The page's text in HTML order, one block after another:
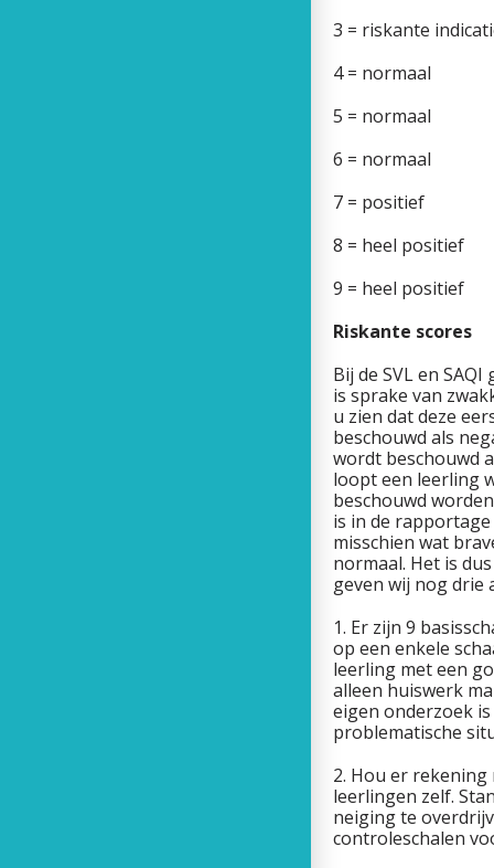
3 =
4 =
5 =
6 =
7 =
8 = heel
9 = heel
Riskante scores
Bij de SVL en
is sprake van
u zien dat deze
beschouwd als
wordt beschouwd
loopt een leerling
beschouwd
is in de
misschien wat
normaal. Het is
geven wij nog drie
1. Er zijn 9
op een enkele
leerling met een
alleen huiswerk
eigen onderzoek
problematische
2. Hou er rekening
leerlingen zelf.
neiging te
controleschalen